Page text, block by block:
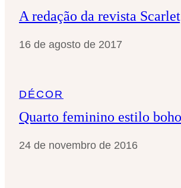
A redação da revista
16 de agosto de 2017
DÉCOR
Quarto feminino estilo
24 de novembro de 2016